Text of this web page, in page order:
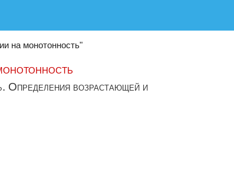
на монотонность"
Определения возрастающей и